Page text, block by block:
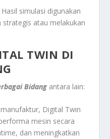
simulasi digunakan
atau melakukan
TWIN DI
Bidang antara lain:
Digital Twin
mesin secara
dan meningkatkan